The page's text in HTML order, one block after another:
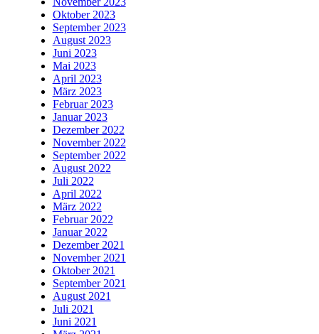
Oktober 2023
September 2023
August 2023
Juni 2023
Mai 2023
April 2023
März 2023
Februar 2023
Januar 2023
Dezember 2022
November 2022
September 2022
August 2022
Juli 2022
April 2022
März 2022
Februar 2022
Januar 2022
Dezember 2021
November 2021
Oktober 2021
September 2021
August 2021
Juli 2021
Juni 2021